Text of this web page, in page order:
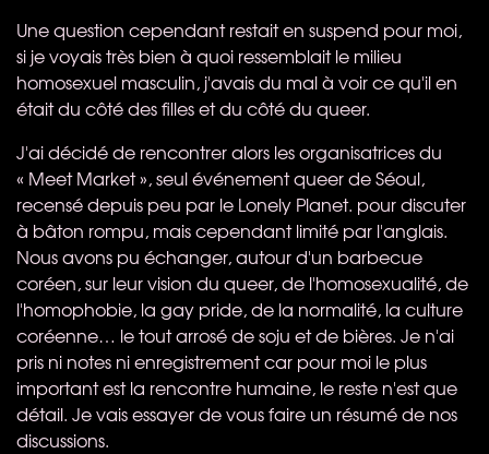
Une question cependant restait en suspend pour moi,
si je voyais très bien à quoi ressemblait le milieu
homosexuel masculin, j'avais du mal à voir ce qu'il en
était du côté des filles et du côté du queer.
J'ai décidé de rencontrer alors les organisatrices du
« Meet Market », seul événement queer de Séoul,
recensé depuis peu par le Lonely Planet. pour discuter
à bâton rompu, mais cependant limité par l'anglais.
Nous avons pu échanger, autour d'un barbecue
coréen, sur leur vision du queer, de l'homosexualité, de
l'homophobie, la gay pride, de la normalité, la culture
coréenne… le tout arrosé de soju et de bières. Je n'ai
pris ni notes ni enregistrement car pour moi le plus
important est la rencontre humaine, le reste n'est que
détail. Je vais essayer de vous faire un résumé de nos
discussions.